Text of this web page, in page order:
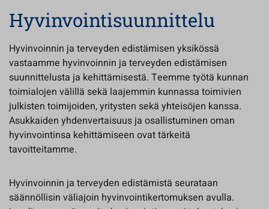
Hyvinvointisuunnittelu
Hyvinvoinnin ja terveyden edistämisen yksikössä
vastaamme hyvinvoinnin ja terveyden edistämisen
suunnittelusta ja kehittämisestä. Teemme työtä kunnan
toimialojen välillä sekä laajemmin kunnassa toimivien
julkisten toimijoiden, yritysten sekä yhteisöjen kanssa.
Asukkaiden yhdenvertaisuus ja osallistuminen oman
hyvinvointinsa kehittämiseen ovat tärkeitä
tavoitteitamme.
Hyvinvoinnin ja terveyden edistämistä seurataan
säännöllisin väliajoin hyvinvointikertomuksen avulla.